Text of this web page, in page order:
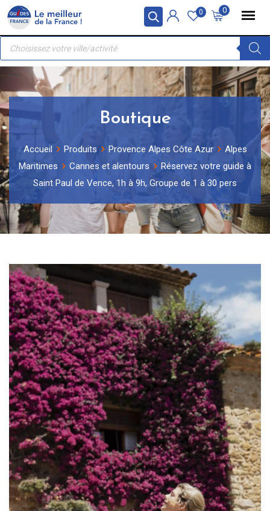
Panneau de gestion des cookies
Skip
content
0
0
Recherche
produits
Boutique
Accueil Produits Provence Alpes Côte Azur
Alpes
Maritimes
Cannes et alentours
Réservez votre guide à
Saint Paul de Vence, 1h à 9h, Groupe de 1 à 30 pers